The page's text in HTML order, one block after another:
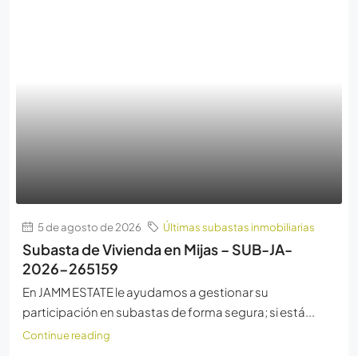
5 de agosto de 2026 Últimas subastas inmobiliarias
Subasta de Vivienda en Mijas – SUB-JA-
2026-265159
En JAMM ESTATE le ayudamos a gestionar su
participación en subastas de forma segura; si está...
Continue reading